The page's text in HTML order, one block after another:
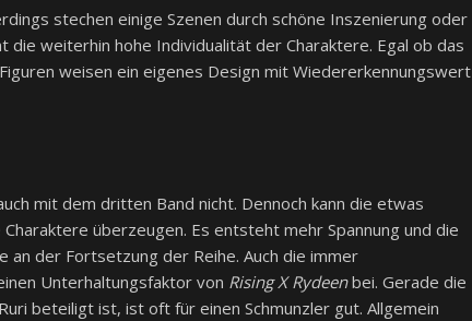
stechen einige Szenen durch schöne Inszenierung oder
weiterhin hohe Individualität der Charaktere. Egal ob das
weisen ein eigenes Design mit Wiedererkennungswert
mit dem dritten Band nicht. Dennoch kann die etwas
überzeugen. Es entsteht mehr Spannung und die
der Fortsetzung der Reihe. Auch die immer
Unterhaltungsfaktor von Rising X Rydeenbei. Gerade die
beteiligt ist, ist oft für einen Schmunzler gut. Allgemein